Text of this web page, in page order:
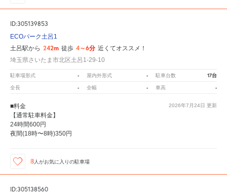
ID:305139853
ECOパーク土呂1
土呂駅から 242m 徒歩 4～6分 近くてオススメ！
埼玉県さいたま市北区土呂1-29-10
駐車場形式 - 屋内外形式 - 駐車台数 17台
全長 - 全幅 - 車高 -
2026年7月24日 更新
■料金
【通常駐車料金】
24時間600円
夜間(18時〜8時)350円
8 人がお気に入りの駐車場
ID:305138560